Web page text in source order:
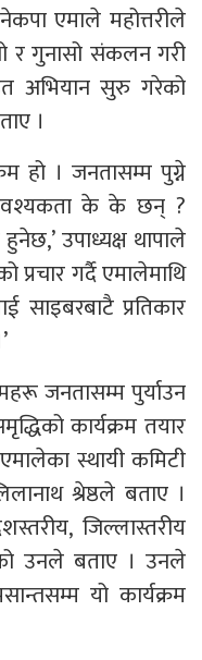
एमाले महोत्तरीले
र गुनासो संकलन गरी
अभियान सुरु गरेको
।
हो । जनतासम्म पुग्ने
के के छन् ?
उपाध्यक्ष थापाले
प्रचार गर्दै एमालेमाथि
प्रतिकार
जनतासम्म पुर्याउन
कार्यक्रम तयार
स्थायी कमिटी
श्रेष्ठले बताए ।
जिल्लास्तरीय
उनले बताए । उनले
यो कार्यक्रम